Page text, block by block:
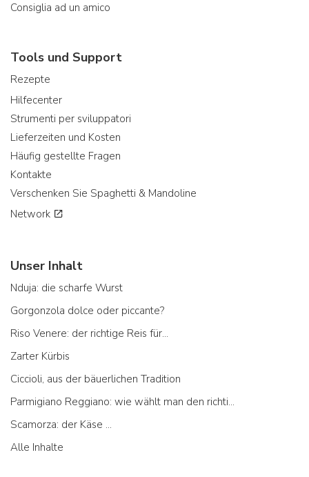
Consiglia ad un amico
Tools und Support
Rezepte
Hilfecenter
Strumenti per sviluppatori
Lieferzeiten und Kosten
Häufig gestellte Fragen
Kontakte
Verschenken Sie Spaghetti & Mandoline
Network
Unser Inhalt
Nduja: die scharfe Wurst
Gorgonzola dolce oder piccante?
Riso Venere: der richtige Reis für...
Zarter Kürbis
Ciccioli, aus der bäuerlichen Tradition
Parmigiano Reggiano: wie wählt man den richtigen aus
Scamorza: der Käse ...
Alle Inhalte